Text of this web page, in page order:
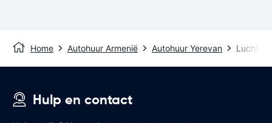
Home Autohuur Armenië Autohuur Yerevan
Hulp en contact